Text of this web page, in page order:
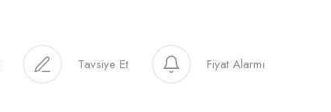
Tavsiye Et Fiyat Alarmı